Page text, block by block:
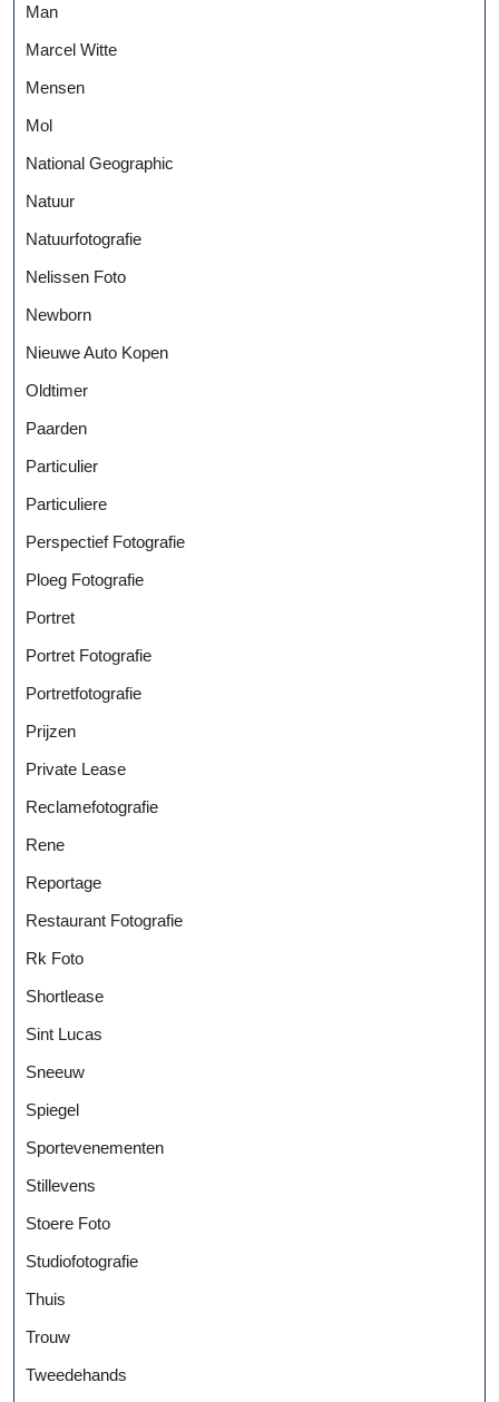
Man
Marcel Witte
Mensen
Mol
National Geographic
Natuur
Natuurfotografie
Nelissen Foto
Newborn
Nieuwe Auto Kopen
Oldtimer
Paarden
Particulier
Particuliere
Perspectief Fotografie
Ploeg Fotografie
Portret
Portret Fotografie
Portretfotografie
Prijzen
Private Lease
Reclamefotografie
Rene
Reportage
Restaurant Fotografie
Rk Foto
Shortlease
Sint Lucas
Sneeuw
Spiegel
Sportevenementen
Stillevens
Stoere Foto
Studiofotografie
Thuis
Trouw
Tweedehands